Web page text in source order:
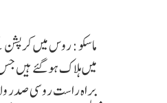
میں ہلاک ہو گئے ہیں
براہ راست روسی صدر